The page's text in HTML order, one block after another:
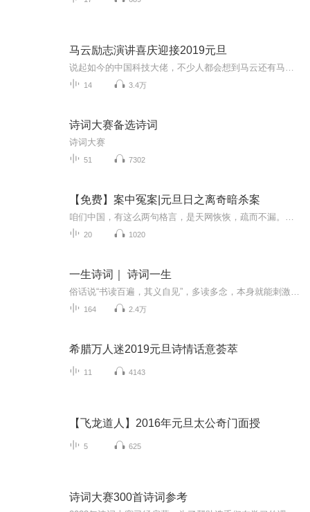
马云励志演讲喜庆迎接2019元旦
14 3.4万
诗词大赛备选诗词
诗词大赛
51 7302
【免费】案中冤案|元旦日之离奇暗杀案
20 1020
一生诗词｜ 诗词一生
164 2.4万
希腊万人迷2019元旦诗情话意荟萃
11 4143
【飞龙道人】2016年元旦太公奇门面授
5 625
诗词大赛300首诗词参考